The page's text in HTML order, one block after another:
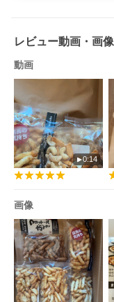
レビュー動画・画像
動画
0:14
画像